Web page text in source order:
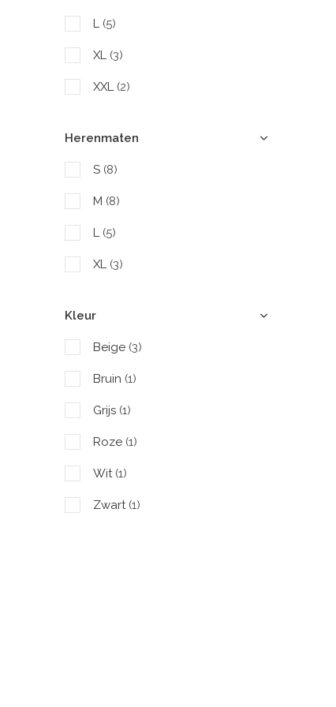
L (5)
XL (3)
XXL (2)
Herenmaten
S (8)
M (8)
L (5)
XL (3)
Kleur
Beige (3)
Bruin (1)
Grijs (1)
Roze (1)
Wit (1)
Zwart (1)